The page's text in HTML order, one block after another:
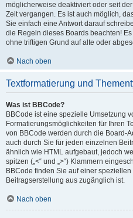
möglicherweise deaktiviert oder seit
Zeit vergangen. Es ist auch möglich,
Sie einfach eine Antwort darauf
die Regeln dieses Boards beachten!
ohne triftigen Grund auf alte oder
Nach oben
Textformatierung und
Was ist BBCode?
BBCode ist eine spezielle Umsetzung
Formatierungsmöglichkeiten für Ihren
von BBCode werden durch die Board-
auch durch Sie für jeden einzelnen
ähnlich wie HTML aufgebaut, jedoch
spitzen („<“ und „>“) Klammern
BBCode finden Sie auf einer
Beitragserstellung aus zugänglich ist.
Nach oben